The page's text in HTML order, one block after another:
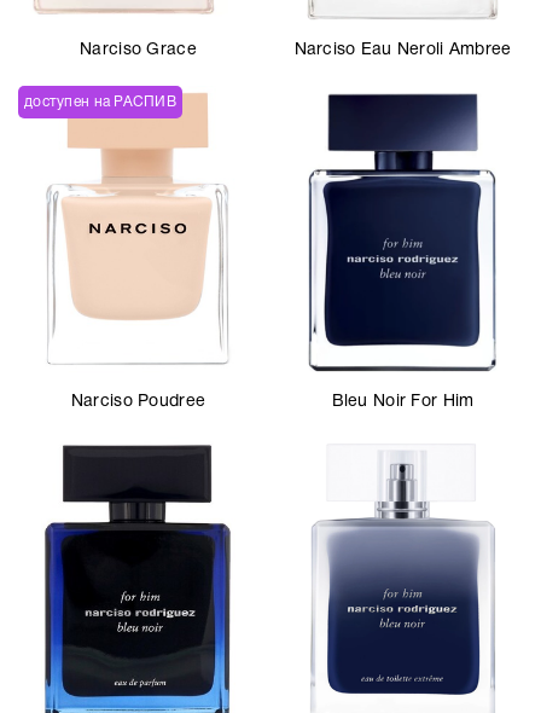
Narciso Grace Narciso Eau Neroli Ambree
доступен на РАСПИВ
Narciso Poudree Bleu Noir For Him